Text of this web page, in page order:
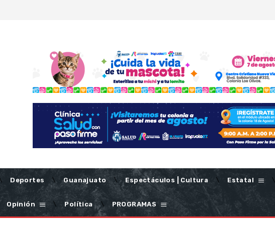
Deportes Guanajuato Espectáculos | Cultura Estatal
Opinión Política PROGRAMAS